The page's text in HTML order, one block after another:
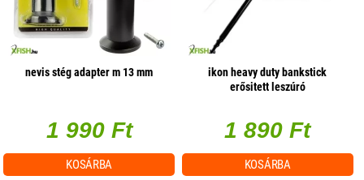
nevis stég adapter m 13 mm
1 990 Ft
KOSÁRBA
ikon heavy duty bankstick
erősitett leszúró
1 890 Ft
KOSÁRBA